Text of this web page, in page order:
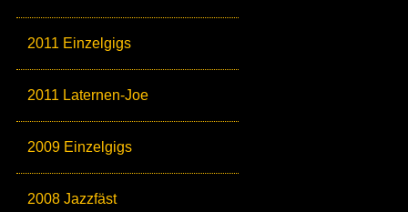
2011 Einzelgigs
2011 Laternen-Joe
2009 Einzelgigs
2008 Jazzfäst